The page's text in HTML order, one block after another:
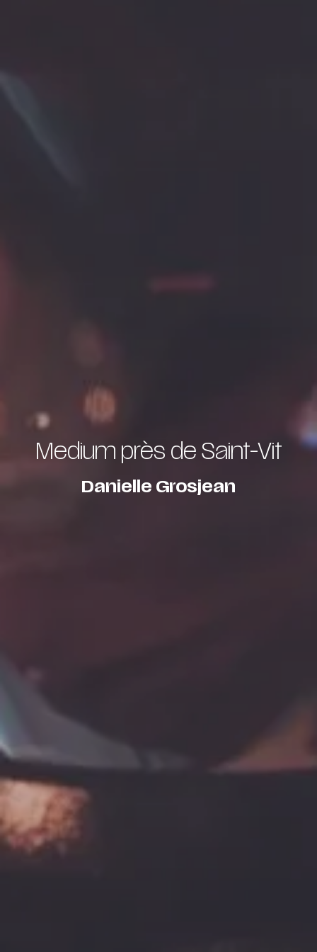
Medium près de Saint-Vit
Danielle Grosjean